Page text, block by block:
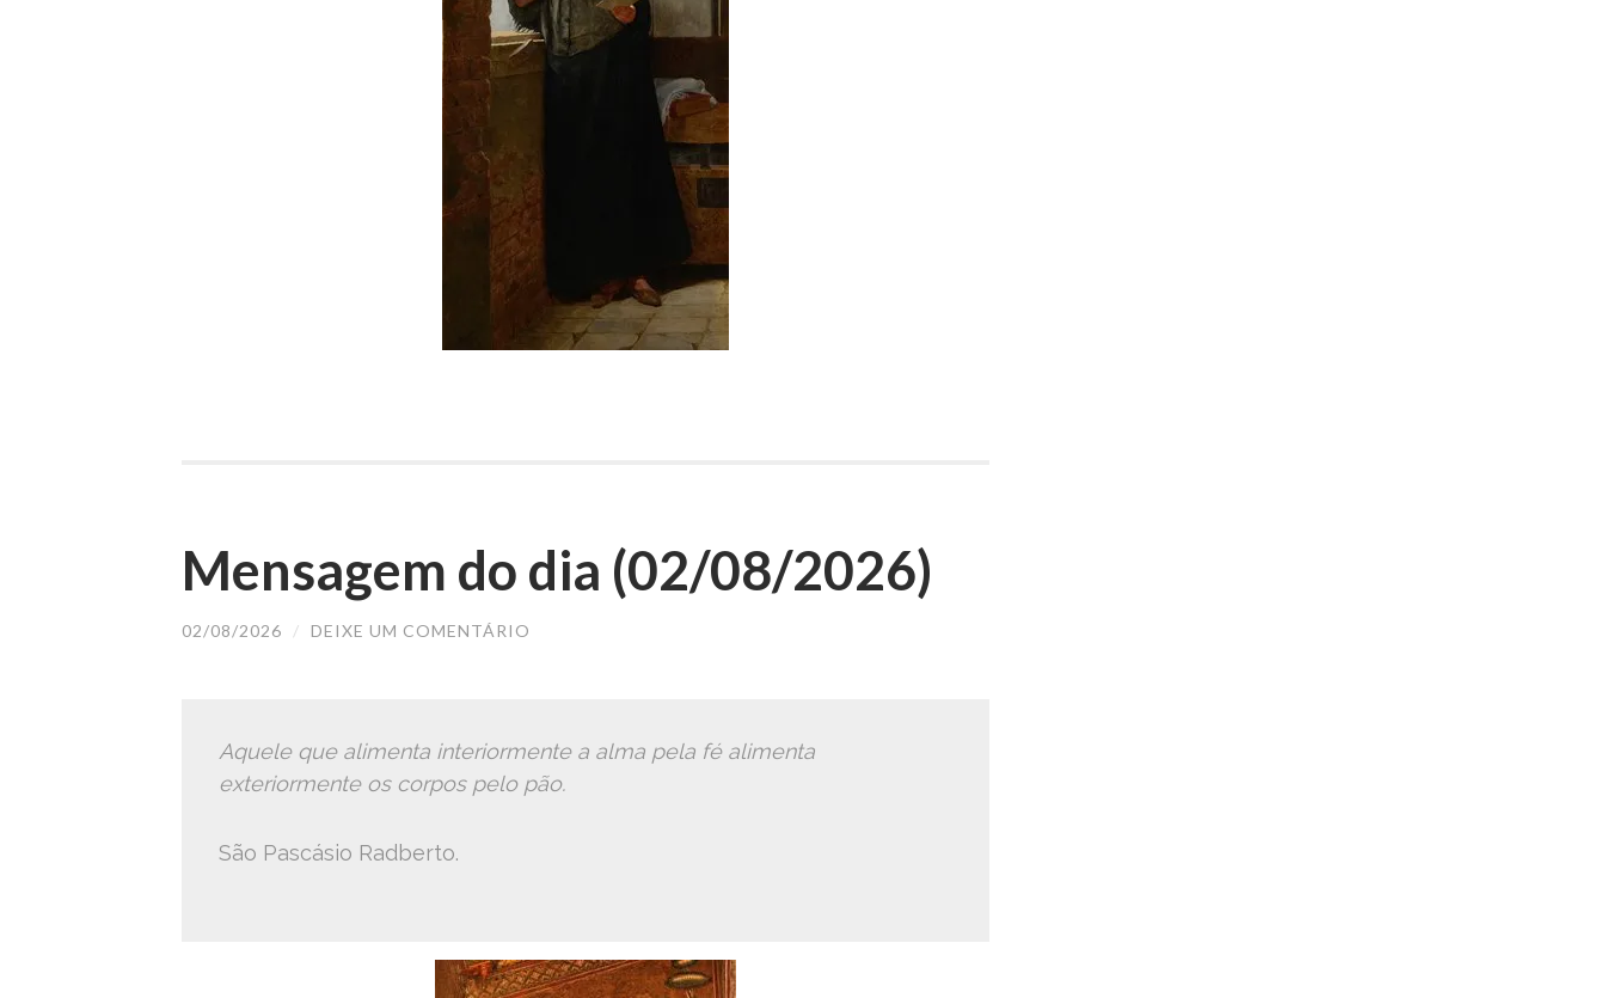
Mensagem do dia (02/08/2026)
02/08/2026 / DEIXE UM COMENTÁRIO
Aquele que alimenta interiormente a alma pela fé alimenta
exteriormente os corpos pelo pão.
São Pascásio Radberto.